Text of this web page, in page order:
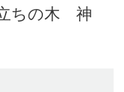
ちの木 神